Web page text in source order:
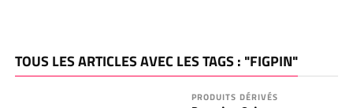
TOUS LES ARTICLES AVEC LES TAGS : "FIGPIN"
PRODUITS DÉRIVÉS